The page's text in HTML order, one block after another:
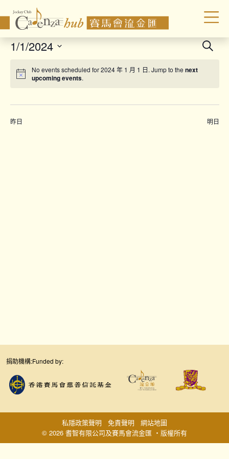
Search
1/1/2024
date.
No events scheduled for 2024 年 1 月 1 日. Jump to the next
upcoming events.
昨日 明日
捐助機構:Funded by:
© 2026 耆智有限公司及賽馬會流金匯 ‧版權所有
私隱政策聲明 免責聲明 網站地圖